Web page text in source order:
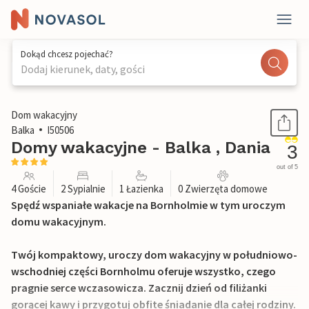
Dokąd chcesz pojechać?
Dodaj kierunek, daty, gości
1 / 12
Dom wakacyjny
Balka
I50506
Domy wakacyjne - Balka , Dania 3
out of 5
4 Goście 2 Sypialnie 1 Łazienka 0 Zwierzęta domowe
Spędź wspaniałe wakacje na Bornholmie w tym uroczym
domu wakacyjnym.
Twój kompaktowy, uroczy dom wakacyjny w południowo-
wschodniej części Bornholmu oferuje wszystko, czego
pragnie serce wczasowicza. Zacznij dzień od filiżanki
gorącej kawy i przygotuj obfite śniadanie dla całej rodziny.